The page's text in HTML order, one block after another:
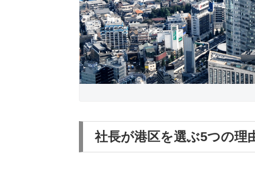
社長が港区を選ぶ5つの理